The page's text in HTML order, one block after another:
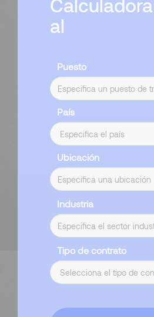
al
Puesto
País
Ubicación
Industria
Tipo de contrato